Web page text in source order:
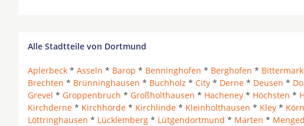
Alle Stadtteile von Dortmund
Aplerbeck * Asseln * Barop * Benninghofen * Berghofen * Bittermark
Brechten * Brünninghausen * Buchholz * City * Derne * Deusen *
Grevel * Groppenbruch * Großholthausen * Hacheney * Höchsten *
Kirchderne * Kirchhörde * Kirchlinde * Kleinholthausen * Kley *
Löttringhausen * Lücklemberg * Lütgendortmund * Marten *